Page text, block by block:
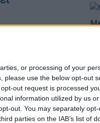
or processing of your
please use the below opt-out
out request is processed
information utilized by us
out. You may separately
parties on the IAB’s list of
μιλά στο
νέο άλμπουμ
από την
διαλογισμό και